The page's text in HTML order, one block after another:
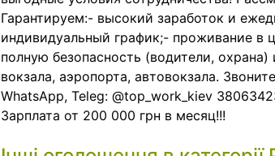
Гарантируем:- высокий заработок и
индивидуальный график;- проживание в
полную безопасность (водители,
вокзала, аэропорта, автовокзала.
WhatsApp, Teleg: @top_work_kiev
Зарплата от 200 000 грн в месяц!!!